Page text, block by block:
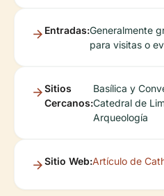
Entradas:Generalmente
para visitas o
Sitios
Cercanos:
Basílica y
Catedral de
Arqueología
Sitio Web:Artículo de